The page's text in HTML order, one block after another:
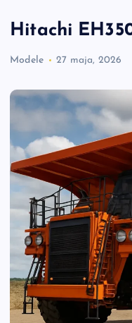
Hitachi
Modele 27 maja, 2026